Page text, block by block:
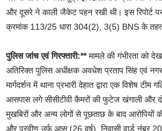
और दूसरे ने काली जैकेट पहन रखी थी। इस रिपोर्ट
क्रमांक 113/25 धारा 304(2), 3(5) BNS के
पुलिस जांच एवं गिरफ्तारी:**मामले की गंभीरता को
अतिरिक्त पुलिस अधीक्षक अवधेश प्रताप सिंह एवं
मार्गदर्शन में थाना प्रभारी देहात द्वारा एक विशेष
आसपास लगे सीसीटीवी कैमरों की फुटेज खंगाली और
मुखबिरों और अन्य लोगों से पूछताछ के बाद आरोपियों
और प्रवीण उर्फ आसू (26 वर्ष), निवासी वार्ड नंबर